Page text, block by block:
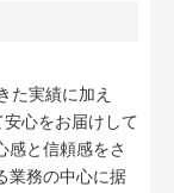
た実績に加え
心をお届けして
感と信頼感をさ
業務の中心に据